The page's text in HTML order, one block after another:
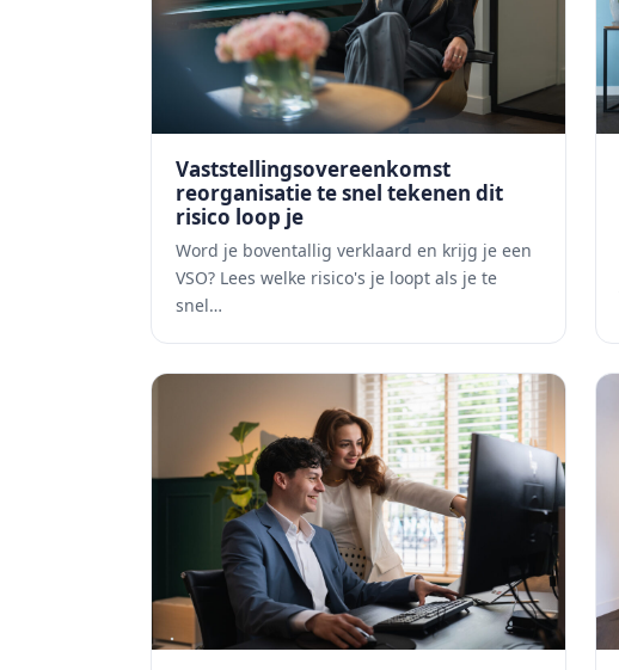
Vaststellingsovereenkomst
reorganisatie te snel tekenen dit
risico loop je
Word je boventallig verklaard en krijg je een
VSO? Lees welke risico's je loopt als je te
snel…